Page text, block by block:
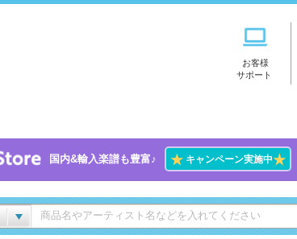
お客様
サポート
国内&輸入楽譜も豊富♪ ★キャンペーン実施中★